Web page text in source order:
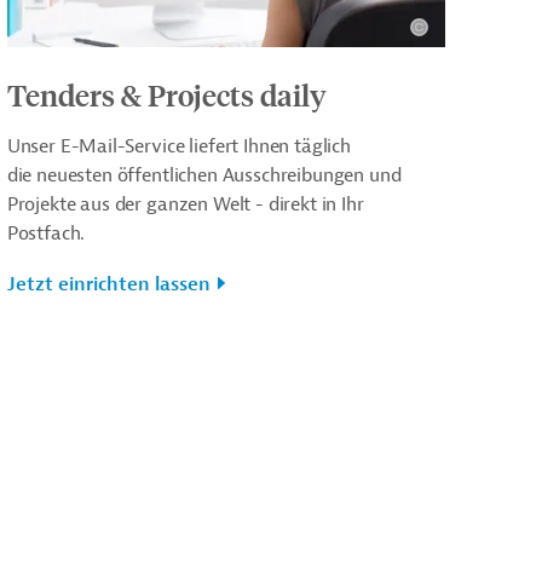
Tenders & Projects daily
Unser E-Mail-Service liefert Ihnen täglich
die neuesten öffentlichen Ausschreibungen und
Projekte aus der ganzen Welt - direkt in Ihr
Postfach.
Jetzt einrichten lassen